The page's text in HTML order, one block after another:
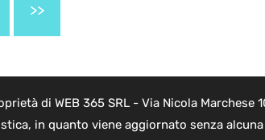
>>
di WEB 365 SRL - Via Nicola Marchese
in quanto viene aggiornato senza